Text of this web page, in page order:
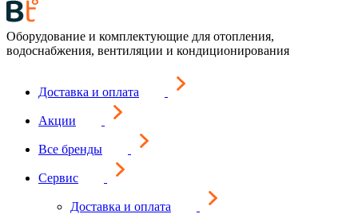
Оборудование и комплектующие для отопления,
водоснабжения, вентиляции и кондиционирования
Доставка и оплата
Акции
Все бренды
Сервис
Доставка и оплата